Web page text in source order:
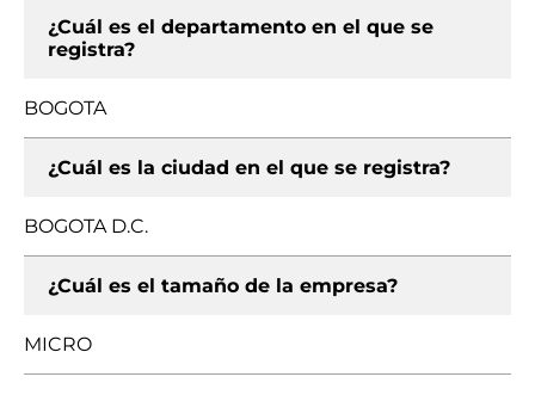
¿Cuál es el departamento en el que se
registra?
BOGOTA
¿Cuál es la ciudad en el que se registra?
BOGOTA D.C.
¿Cuál es el tamaño de la empresa?
MICRO